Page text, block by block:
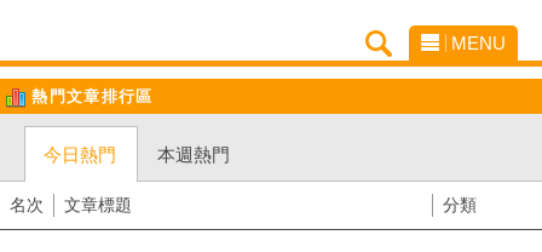
MENU
熱門文章排行區
今日熱門 本週熱門
名次 文章標題 分類